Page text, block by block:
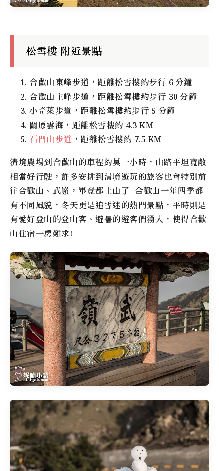
松雪樓 附近景點
合歡山東峰步道，距離松雪樓約步行 6 分鐘
合歡山主峰步道，距離松雪樓約步行 30 分鐘
小奇萊步道，距離松雪樓約步行 5 分鐘
關原雲海，距離松雪樓約 4.3 KM
石門山步道 ，距離松雪樓約 7.5 KM
清境農場到合歡山的車程約莫一小時，山路平坦寬敞
相當好行駛，許多安排到清境遊玩的旅客也會特別前
往合歡山、武嶺，畢竟都上山了! 合歡山一年四季都
有不同風貌，冬天更是追雪迷的熱門景點，平時則是
有愛好登山的登山客、避暑的遊客們湧入，使得合歡
山住宿一房難求!